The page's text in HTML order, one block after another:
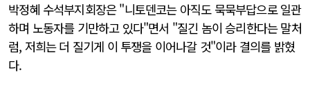
박정혜 수석부지회장은 "니토덴코는 아직도 묵묵부답으로 일관
하며 노동자를 기만하고 있다"면서 "질긴 놈이 승리한다는 말처
럼, 저희는 더 질기게 이 투쟁을 이어나갈 것"이라 결의를 밝혔
다.